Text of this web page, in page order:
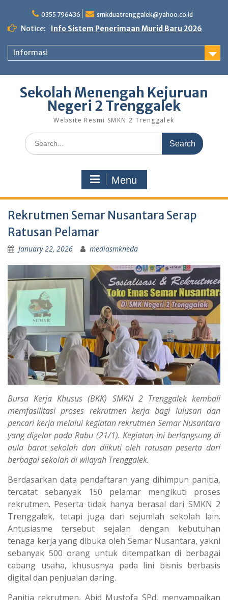
content
0355 796436 smkduatrenggalek@yahoo.co.id
Notice: Info Sistem Penerimaan Murid Baru 2026
Informasi
Sekolah Menengah Kejuruan
Negeri 2 Trenggalek
Website Resmi SMKN 2 Trenggalek
Search
for:
Menu
Rekrutmen Semar Nusantara Serap
Ratusan Pelamar
January 22, 2026 mediasmkneda
Bursa Kerja Khusus (BKK) SMKN 2 Trenggalek kembali
memfasilitasi proses rekrutmen kerja bagi lulusan dan
pencari kerja melalui kegiatan rekrutmen Semar Nusantara
yang digelar pada Rabu (21/1). Kegiatan ini berlangsung di
aula barat sekolah dan diikuti oleh ratusan peserta dari
berbagai sekolah di wilayah Trenggalek.
Berdasarkan data pendaftaran yang dihimpun panitia,
tercatat sebanyak 150 pelamar mengikuti proses
rekrutmen. Peserta tidak hanya berasal dari SMKN 2
Trenggalek, tetapi juga dari sejumlah sekolah lain.
Antusiasme tersebut sejalan dengan kebutuhan
tenaga kerja yang dibuka oleh Semar Nusantara, yakni
sebanyak 500 orang untuk ditempatkan di berbagai
cabang usaha, khususnya pada lini bisnis berbasis
digital dan penjualan daring.
Panitia rekrutmen, Abid Mustofa SPd, menyampaikan